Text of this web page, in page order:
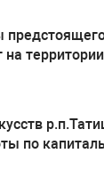
на
по